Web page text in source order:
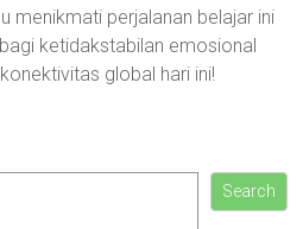
menikmati perjalanan belajar ini
ketidakstabilan emosional
global hari ini!
Search